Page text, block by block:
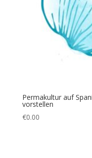
Permakultur auf
vorstellen
€0.00